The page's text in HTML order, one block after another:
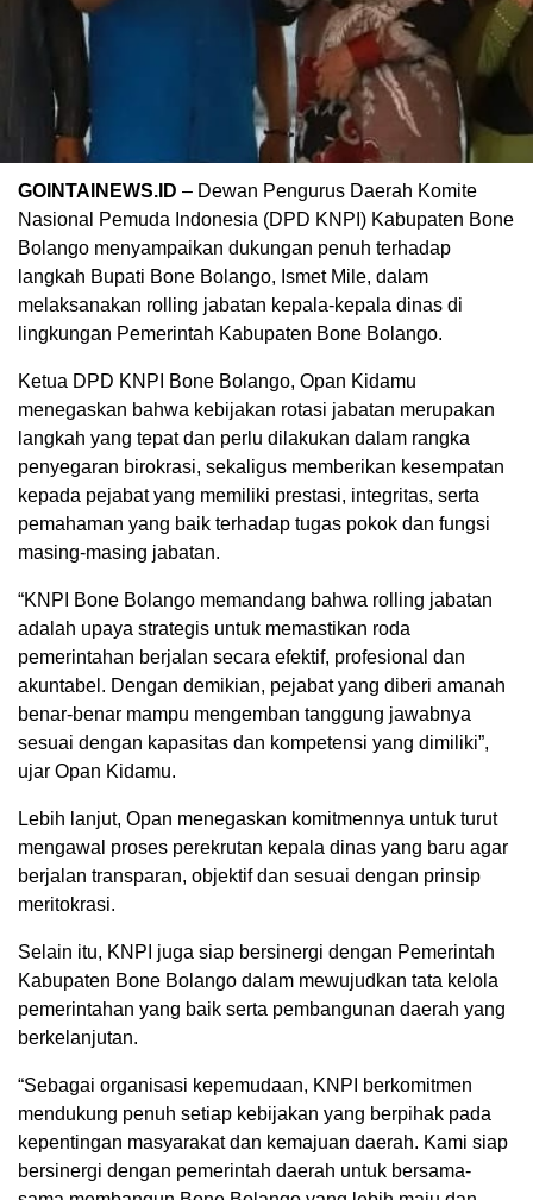
GOINTAINEWS.ID – Dewan Pengurus Daerah Komite
Nasional Pemuda Indonesia (DPD KNPI) Kabupaten Bone
Bolango menyampaikan dukungan penuh terhadap
langkah Bupati Bone Bolango, Ismet Mile, dalam
melaksanakan rolling jabatan kepala-kepala dinas di
lingkungan Pemerintah Kabupaten Bone Bolango.
Ketua DPD KNPI Bone Bolango, Opan Kidamu
menegaskan bahwa kebijakan rotasi jabatan merupakan
langkah yang tepat dan perlu dilakukan dalam rangka
penyegaran birokrasi, sekaligus memberikan kesempatan
kepada pejabat yang memiliki prestasi, integritas, serta
pemahaman yang baik terhadap tugas pokok dan fungsi
masing-masing jabatan.
“KNPI Bone Bolango memandang bahwa rolling jabatan
adalah upaya strategis untuk memastikan roda
pemerintahan berjalan secara efektif, profesional dan
akuntabel. Dengan demikian, pejabat yang diberi amanah
benar-benar mampu mengemban tanggung jawabnya
sesuai dengan kapasitas dan kompetensi yang dimiliki”,
ujar Opan Kidamu.
Lebih lanjut, Opan menegaskan komitmennya untuk turut
mengawal proses perekrutan kepala dinas yang baru agar
berjalan transparan, objektif dan sesuai dengan prinsip
meritokrasi.
Selain itu, KNPI juga siap bersinergi dengan Pemerintah
Kabupaten Bone Bolango dalam mewujudkan tata kelola
pemerintahan yang baik serta pembangunan daerah yang
berkelanjutan.
“Sebagai organisasi kepemudaan, KNPI berkomitmen
mendukung penuh setiap kebijakan yang berpihak pada
kepentingan masyarakat dan kemajuan daerah. Kami siap
bersinergi dengan pemerintah daerah untuk bersama-